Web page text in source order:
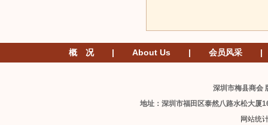
概 况 | About Us | 会员风采 |
深圳市梅县商
地址：深圳市福田区泰然八路水松大厦
网站统